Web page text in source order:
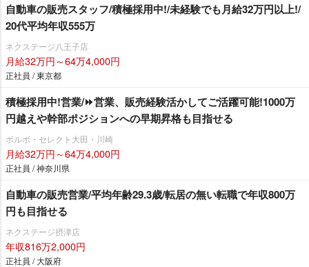
自動車の販売スタッフ/積極採用中!/未経験でも月給32万円以上!/
20代平均年収555万
ネクステージ八王子店
月給32万円～64万4,000円
正社員 / 東京都
積極採用中!営業/⏩️営業、販売経験活かしてご活躍可能!1000万
円越えや幹部ポジションへの早期昇格も目指せる
ボルボ・セレクト大田・川崎
月給32万円～64万4,000円
正社員 / 神奈川県
自動車の販売営業/平均年齢29.3歳/転居の無い転職で年収800万
円も目指せる
ネクステージ摂津店
年収816万2,000円
正社員 / 大阪府